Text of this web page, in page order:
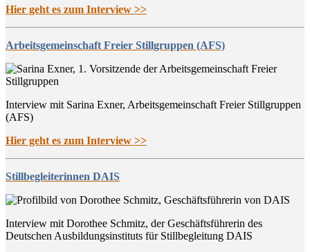
Hier geht es zum Interview >>
Arbeitsgemeinschaft Freier Stillgruppen (AFS)
Interview mit Sarina Exner, Arbeitsgemeinschaft Freier Stillgruppen
(AFS)
Hier geht es zum Interview >>
Stillbegleiterinnen DAIS
Interview mit Dorothee Schmitz, der Geschäftsführerin des
Deutschen Ausbildungsinstituts für Stillbegleitung DAIS